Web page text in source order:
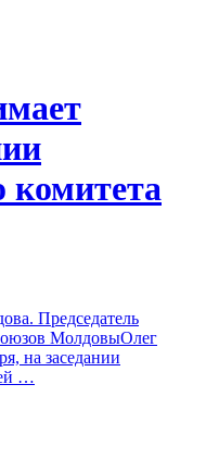
комитета
Председатель
МолдовыОлег
на заседании
…